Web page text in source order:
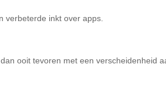
verbeterde inkt over apps.
ooit tevoren met een verscheidenheid